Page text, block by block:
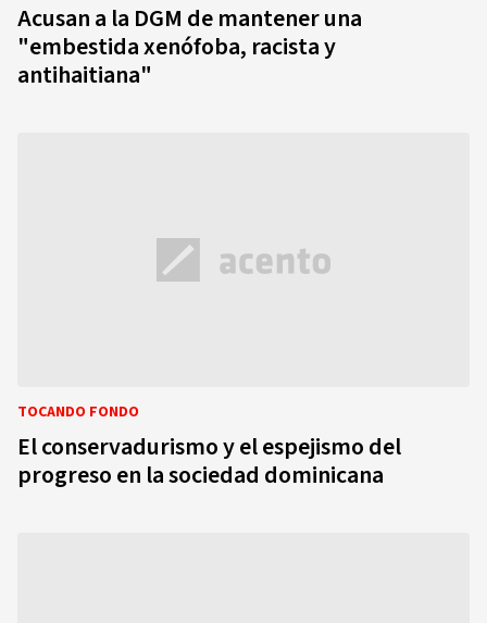
Acusan a la DGM de mantener una
"embestida xenófoba, racista y
antihaitiana"
TOCANDO FONDO
El conservadurismo y el espejismo del
progreso en la sociedad dominicana